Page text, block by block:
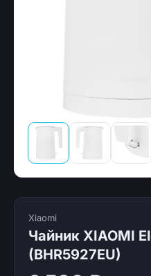
Xiaomi
Чайник XIAOMI
(BHR5927EU)